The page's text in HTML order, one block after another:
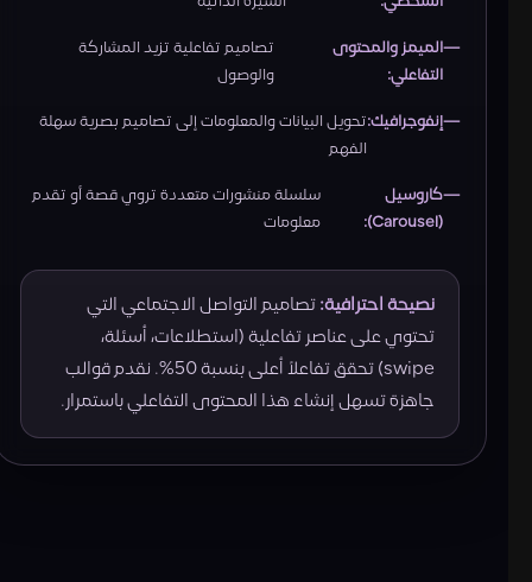
الميمز والمحتوى
التفاعلي:
تصاميم تفاعلية تزيد المشاركة
والوصول
إنفوجرافيك:تحويل البيانات والمعلومات إلى تصاميم بصرية سهلة
الفهم
كاروسيل
(Carousel):
سلسلة منشورات متعددة تروي قصة أو تقدم
معلومات
نصيحة احترافية: تصاميم التواصل الاجتماعي التي
تحتوي على عناصر تفاعلية (استطلاعات، أسئلة،
swipe) تحقق تفاعلاً أعلى بنسبة 50%. نقدم قوالب
جاهزة تسهل إنشاء هذا المحتوى التفاعلي باستمرار.